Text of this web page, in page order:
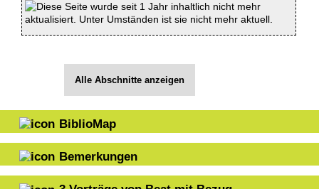
Diese Seite wurde seit 1 Jahr inhaltlich nicht mehr
aktualisiert. Unter Umständen ist sie nicht mehr aktuell.
Alle Abschnitte anzeigen
BiblioMap
Bemerkungen